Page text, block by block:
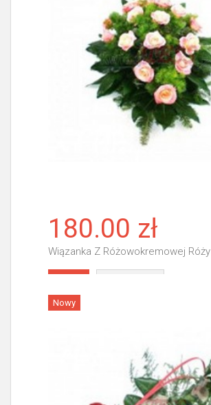
180.00 zł
Wiązanka Z Różowokremowej Róży
Nowy